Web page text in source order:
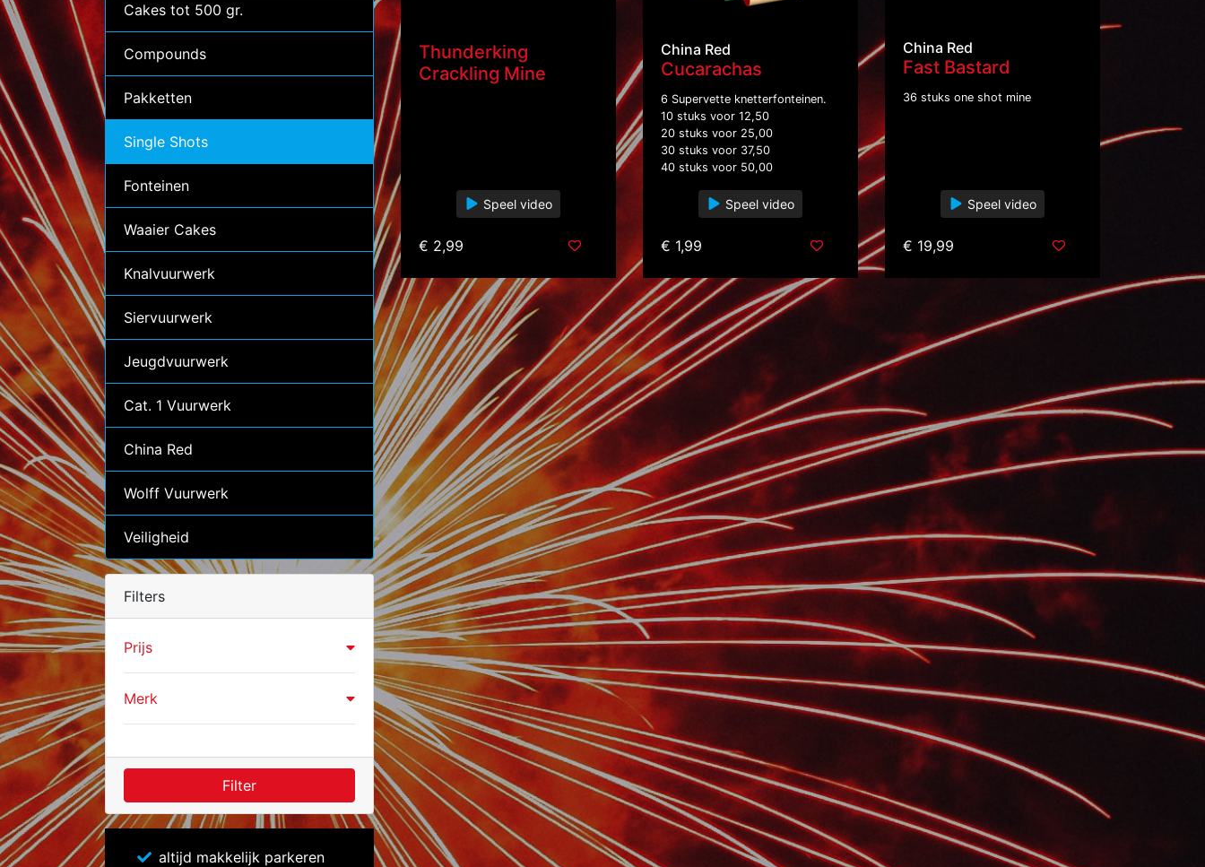
Cakes tot 500 gr.
Compounds
Pakketten
Single Shots
Fonteinen
Waaier Cakes
Knalvuurwerk
Siervuurwerk
Jeugdvuurwerk
Cat. 1 Vuurwerk
China Red
Wolff Vuurwerk
Veiligheid
Filters
Prijs
Merk
Filter
altijd makkelijk parkeren
Thunderking
Crackling Mine
Speel video
€ 2,99
China Red
Cucarachas
6 Supervette knetterfonteinen.
10 stuks voor 12,50
20 stuks voor 25,00
30 stuks voor 37,50
40 stuks voor 50,00
Speel video
€ 1,99
China Red
Fast Bastard
36 stuks one shot mine
Speel video
€ 19,99